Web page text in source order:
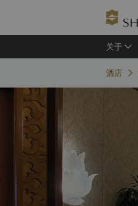
关于
酒店